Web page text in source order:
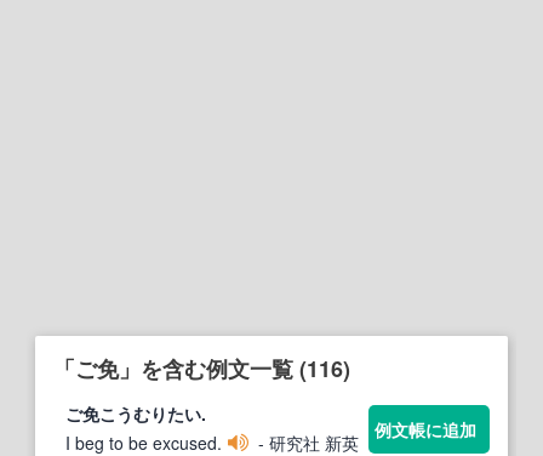
「ご免」を含む例文一覧 (116)
ご免こうむりたい.
I beg to be excused.
- 研究社 新英
例文帳に追加